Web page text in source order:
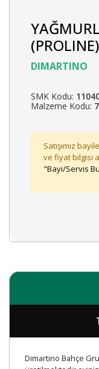
(PROLINE)
DIMARTINO
SMK Kodu:
Malzeme Kodu:
Satışımız
ve fiyat bilgisi
"Bayi/Servis
Dimartino Bahçe